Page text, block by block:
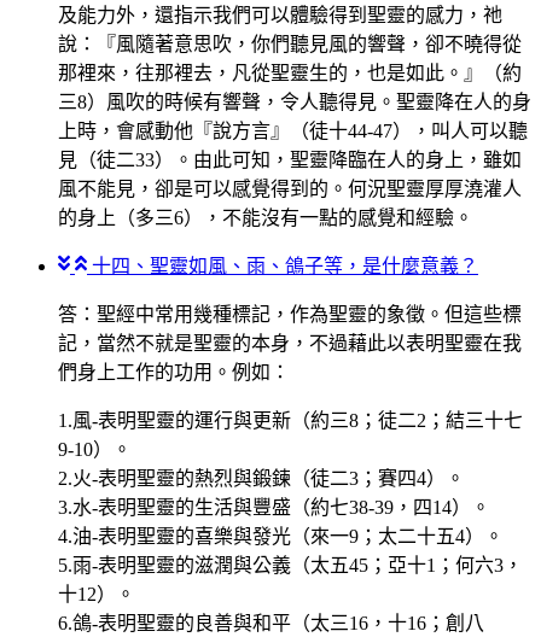
及能力外，還指示我們可以體驗得到聖靈的感力，祂
說：『風隨著意思吹，你們聽見風的響聲，卻不曉得從
那裡來，往那裡去，凡從聖靈生的，也是如此。』（約
三8）風吹的時候有響聲，令人聽得見。聖靈降在人的身
上時，會感動他『說方言』（徒十44-47），叫人可以聽
見（徒二33）。由此可知，聖靈降臨在人的身上，雖如
風不能見，卻是可以感覺得到的。何況聖靈厚厚澆灌人
的身上（多三6），不能沒有一點的感覺和經驗。
十四、聖靈如風、雨、鴿子等，是什麼意義？
答：聖經中常用幾種標記，作為聖靈的象徵。但這些標
記，當然不就是聖靈的本身，不過藉此以表明聖靈在我
們身上工作的功用。例如：
1.風-表明聖靈的運行與更新（約三8；徒二2；結三十七
9-10）。
2.火-表明聖靈的熱烈與鍛鍊（徒二3；賽四4）。
3.水-表明聖靈的生活與豐盛（約七38-39，四14）。
4.油-表明聖靈的喜樂與發光（來一9；太二十五4）。
5.雨-表明聖靈的滋潤與公義（太五45；亞十1；何六3，
十12）。
6.鴿-表明聖靈的良善與和平（太三16，十16；創八